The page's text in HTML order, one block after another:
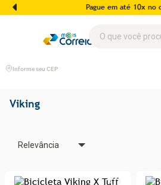
Pague em até 10x no
Informe seu CEP
Viking
Relevância